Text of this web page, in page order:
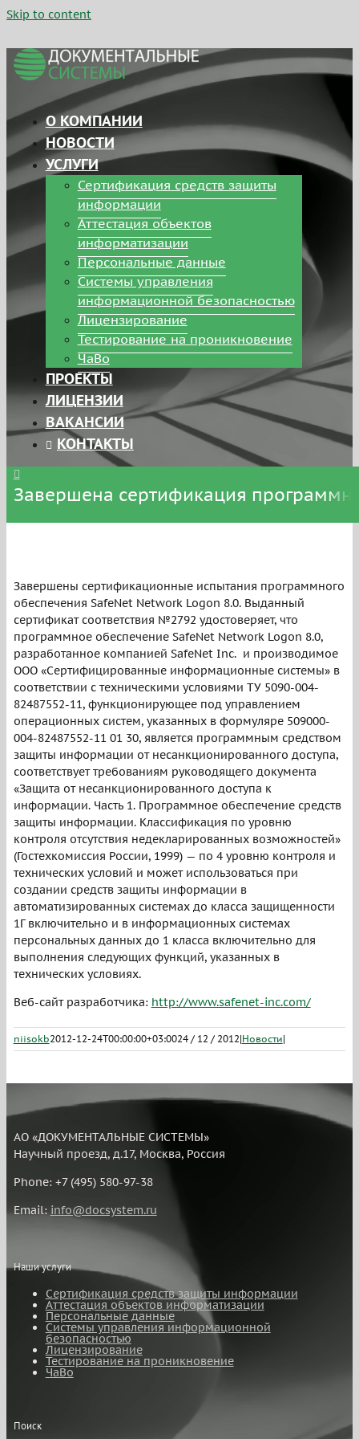
Skip to content
О КОМПАНИИ
НОВОСТИ
УСЛУГИ
Сертификация средств защиты
информации
Аттестация объектов
информатизации
Персональные данные
Системы управления
информационной безопасностью
Лицензирование
Тестирование на проникновение
ЧаВо
ПРОЕКТЫ
ЛИЦЕНЗИИ
ВАКАНСИИ
КОНТАКТЫ
Завершена сертификация
Завершены сертификационные испытания программного
обеспечения SafeNet Network Logon 8.0. Выданный
сертификат соответствия №2792 удостоверяет, что
программное обеспечение SafeNet Network Logon 8.0,
разработанное компанией SafeNet Inc. и производимое
ООО «Сертифицированные информационные системы» в
соответствии с техническими условиями ТУ 5090-004-
82487552-11, функционирующее под управлением
операционных систем, указанных в формуляре 509000-
004-82487552-11 01 30, является программным средством
защиты информации от несанкционированного доступа,
соответствует требованиям руководящего документа
«Защита от несанкционированного доступа к
информации. Часть 1. Программное обеспечение средств
защиты информации. Классификация по уровню
контроля отсутствия недекларированных возможностей»
(Гостехкомиссия России, 1999) — по 4 уровню контроля и
технических условий и может использоваться при
создании средств защиты информации в
автоматизированных системах до класса защищенности
1Г включительно и в информационных системах
персональных данных до 1 класса включительно для
выполнения следующих функций, указанных в
технических условиях.
Веб-сайт разработчика: http://www.safenet-inc.com/
niisokb2012-12-24T00:00:00+03:0024 / 12 / 2012|Новости|
АО «ДОКУМЕНТАЛЬНЫЕ СИСТЕМЫ»
Научный проезд, д.17, Москва, Россия
Phone: +7 (495) 580-97-38
Email: info@docsystem.ru
Наши услуги
Сертификация средств защиты информации
Аттестация объектов информатизации
Персональные данные
Системы управления информационной
безопасностью
Лицензирование
Тестирование на проникновение
ЧаВо
Поиск